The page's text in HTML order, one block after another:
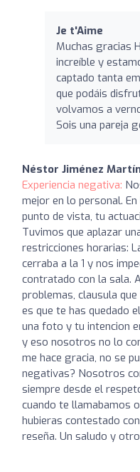
Je t'Aime
Muchas gracias
increíble y
captado tanta
que podáis
volvamos a
Sois una pareja
Néstor Jiménez
Experiencia negativa:
mejor en lo personal.
punto de vista, tu
Tuvimos que aplazar
restricciones horarias:
cerraba a la 1 y nos
contratado con la sala.
problemas, clausula
es que te has quedado
una foto y tu intencion
y eso nosotros no lo
me hace gracia, no se
negativas? Nosotros
siempre desde el
cuando te llamabamos
hubieras contestado
reseña. Un saludo y